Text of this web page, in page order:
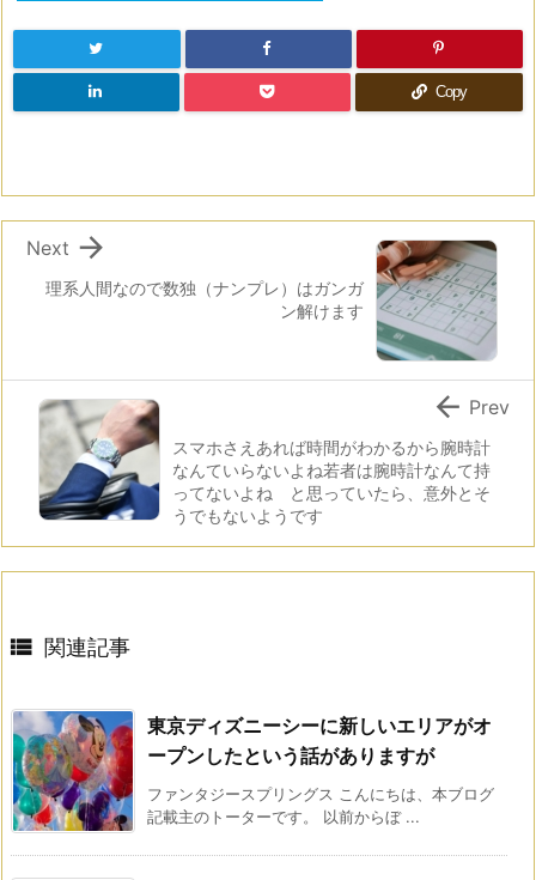
Copy
理系人間なので数独（ナンプレ）はガンガ
ン解けます

Next
スマホさえあれば時間がわかるから腕時計
なんていらないよね若者は腕時計なんて持
ってないよね と思っていたら、意外とそ
うでもないようです
 Prev
 関連記事
東京ディズニーシーに新しいエリアがオ
ープンしたという話がありますが
ファンタジースプリングス こんにちは、本ブログ
記載主のトーターです。 以前からぼ ...